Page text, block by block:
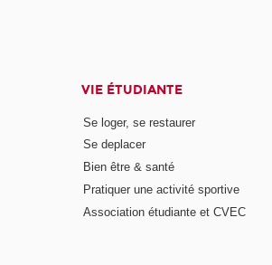
VIE ÉTUDIANTE
Se loger, se restaurer
Se deplacer
Bien être & santé
Pratiquer une activité sportive
Association étudiante et CVEC